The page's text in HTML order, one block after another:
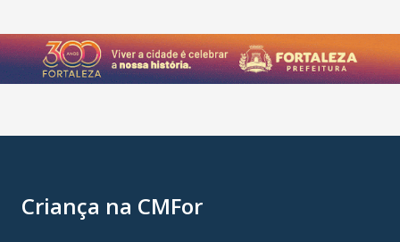
Criança na CMFor